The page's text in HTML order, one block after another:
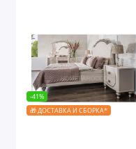
-41%
🎁 ДОСТАВКА И СБОРКА*